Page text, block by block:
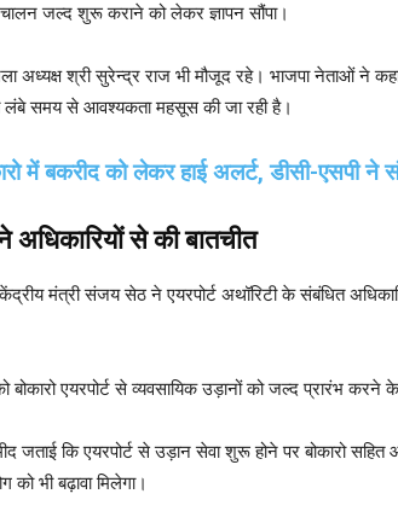
जल्द शुरू कराने को लेकर ज्ञापन सौंपा।
अध्यक्ष श्री सुरेन्द्र राज भी मौजूद रहे। भाजपा नेताओं ने
लंबे समय से आवश्यकता महसूस की जा रही है।
में बकरीद को लेकर हाई अलर्ट, डीसी-एसपी ने
अधिकारियों से की बातचीत
मंत्री संजय सेठ ने एयरपोर्ट अथॉरिटी के संबंधित
बोकारो एयरपोर्ट से व्यवसायिक उड़ानों को जल्द प्रारंभ
जताई कि एयरपोर्ट से उड़ान सेवा शुरू होने पर बोकारो सहित
को भी बढ़ावा मिलेगा।